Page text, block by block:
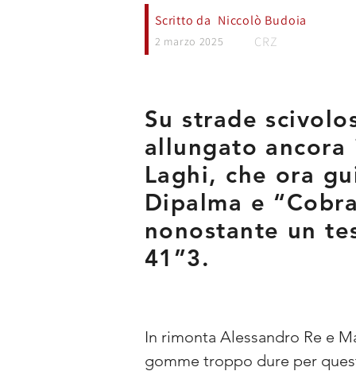
Scritto da Niccolò Budoia
2 marzo 2025 CRZ
Su strade
allungato
Laghi, che ora
Dipalma e
nonostante un
41”3.
In rimonta Alessandro Re e
gomme troppo dure per